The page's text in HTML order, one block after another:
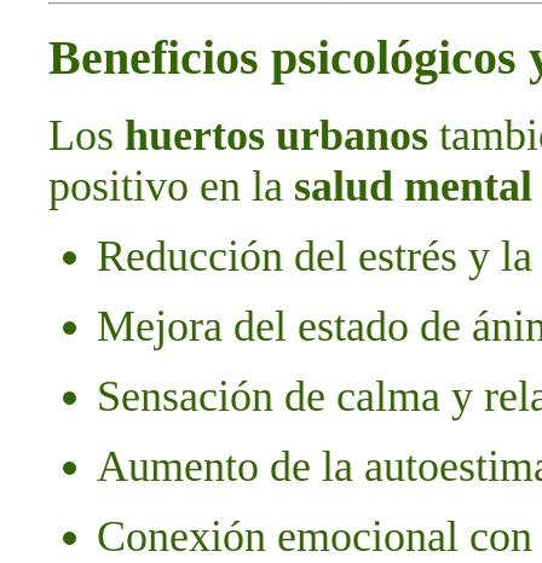
Beneficios psicológicos
Los huertos urbanos
positivo en la salud
Reducción del estrés y la
Mejora del estado de
Sensación de calma y
Aumento de la
Conexión emocional